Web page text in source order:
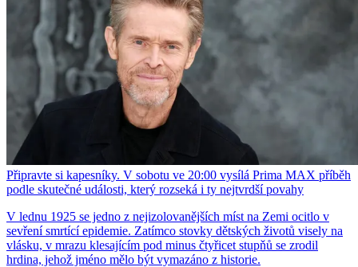
Připravte si kapesníky. V sobotu ve 20:00 vysílá Prima MAX příběh
podle skutečné události, který rozseká i ty nejtvrdší povahy
V lednu 1925 se jedno z nejizolovanějších míst na Zemi ocitlo v
sevření smrtící epidemie. Zatímco stovky dětských životů visely na
vlásku, v mrazu klesajícím pod minus čtyřicet stupňů se zrodil
hrdina, jehož jméno mělo být vymazáno z historie.